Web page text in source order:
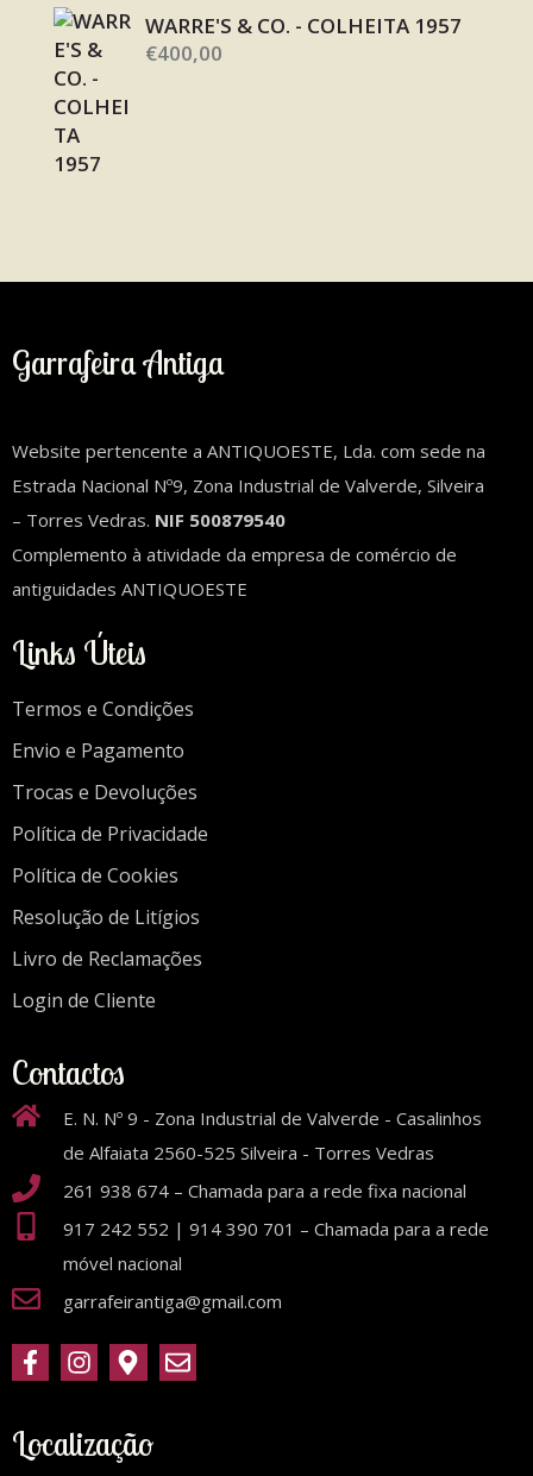
WARRE'S & CO. - COLHEITA 1957
€400,00
Garrafeira Antiga
Website pertencente a ANTIQUOESTE, Lda. com sede na
Estrada Nacional Nº9, Zona Industrial de Valverde, Silveira
– Torres Vedras. NIF 500879540
Complemento à atividade da empresa de comércio de
antiguidades ANTIQUOESTE
Links Úteis
Termos e Condições
Envio e Pagamento
Trocas e Devoluções
Política de Privacidade
Política de Cookies
Resolução de Litígios
Livro de Reclamações
Login de Cliente
Contactos
E. N. Nº 9 - Zona Industrial de Valverde - Casalinhos
de Alfaiata 2560-525 Silveira - Torres Vedras
261 938 674 – Chamada para a rede fixa nacional
917 242 552 | 914 390 701 – Chamada para a rede
móvel nacional
garrafeirantiga@gmail.com
Localização